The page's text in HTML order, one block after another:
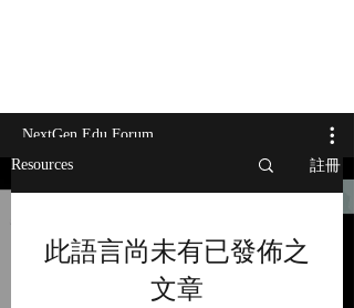
NextGen Edu Forum
播放影片
Resources 註冊
此語言尚未有已發佈之
文章